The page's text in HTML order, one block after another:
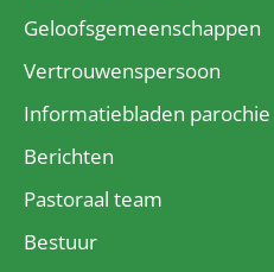
Geloofsgemeenschappen
Vertrouwenspersoon
Informatiebladen parochie
Berichten
Pastoraal team
Bestuur